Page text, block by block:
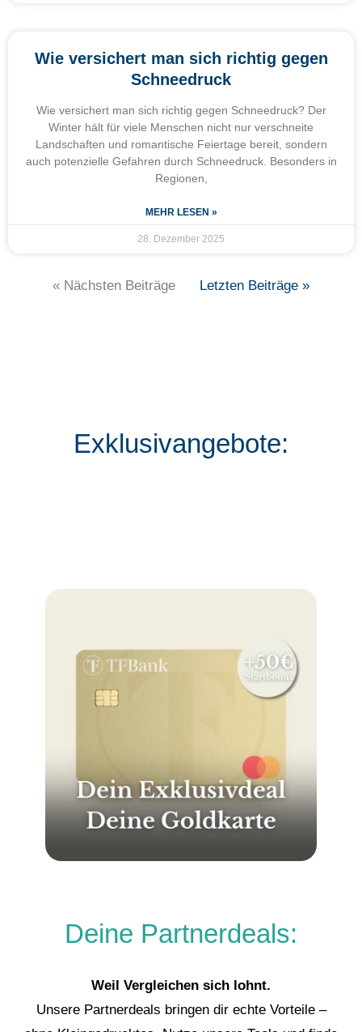
Wie versichert man sich richtig gegen
Schneedruck
Wie versichert man sich richtig gegen Schneedruck? Der
Winter hält für viele Menschen nicht nur verschneite
Landschaften und romantische Feiertage bereit, sondern
auch potenzielle Gefahren durch Schneedruck. Besonders in
Regionen,
MEHR LESEN »
28. Dezember 2025
« Nächsten Beiträge Letzten Beiträge »
Exklusivangebote:
Deine Partnerdeals:
Weil Vergleichen sich lohnt.
Unsere Partnerdeals bringen dir echte Vorteile –